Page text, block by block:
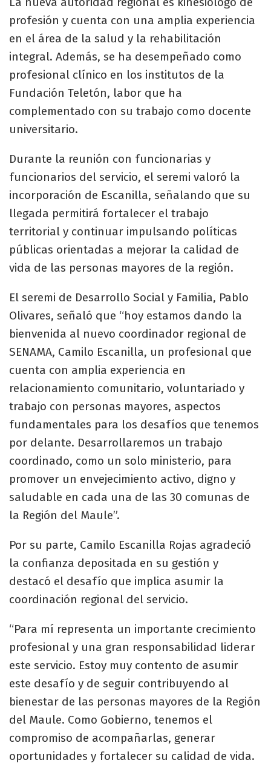
profesión y cuenta con una amplia experiencia
en el área de la salud y la rehabilitación
integral. Además, se ha desempeñado como
profesional clínico en los institutos de la
Fundación Teletón, labor que ha
complementado con su trabajo como docente
universitario.
Durante la reunión con funcionarias y
funcionarios del servicio, el seremi valoró la
incorporación de Escanilla, señalando que su
llegada permitirá fortalecer el trabajo
territorial y continuar impulsando políticas
públicas orientadas a mejorar la calidad de
vida de las personas mayores de la región.
El seremi de Desarrollo Social y Familia, Pablo
Olivares, señaló que “hoy estamos dando la
bienvenida al nuevo coordinador regional de
SENAMA, Camilo Escanilla, un profesional que
cuenta con amplia experiencia en
relacionamiento comunitario, voluntariado y
trabajo con personas mayores, aspectos
fundamentales para los desafíos que tenemos
por delante. Desarrollaremos un trabajo
coordinado, como un solo ministerio, para
promover un envejecimiento activo, digno y
saludable en cada una de las 30 comunas de
la Región del Maule”.
Por su parte, Camilo Escanilla Rojas agradeció
la confianza depositada en su gestión y
destacó el desafío que implica asumir la
coordinación regional del servicio.
“Para mí representa un importante crecimiento
profesional y una gran responsabilidad liderar
este servicio. Estoy muy contento de asumir
este desafío y de seguir contribuyendo al
bienestar de las personas mayores de la Región
del Maule. Como Gobierno, tenemos el
compromiso de acompañarlas, generar
oportunidades y fortalecer su calidad de vida.